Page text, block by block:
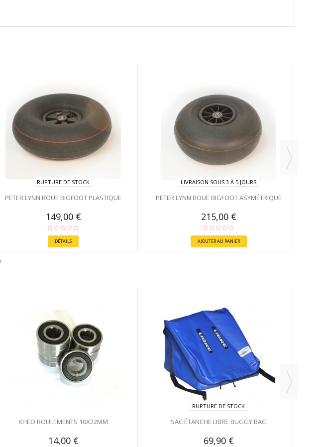
RUPTURE DE STOCK
PETER LYNN ROUE BIGFOOT PLASTIQUE
149,00 €
DÉTAILS
LIVRAISON SOUS 3 À 5 JOURS
PETER LYNN ROUE BIGFOOT ASYMÉTRIQUE
215,00 €
AJOUTER AU PANIER
KHEO ROULEMENTS 10X22MM
14,00 €
RUPTURE DE STOCK
SAC ÉTANCHE LIBRE BUGGY BAG
69,90 €